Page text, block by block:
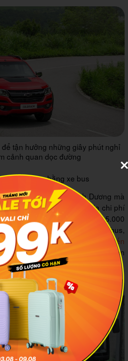
tận hưởng những giây phút nghỉ
cảnh quan dọc đường
Bình Dương bằng xe bus
từ HCM đến Bình Dương mà
nếu muốn tiết kiệm tối đa chi phí
đi xe bus chỉ dao động từ 5.000
lượt. Nếu di chuyển bằng xe bus,
những tuyếnxe bus HCM đến
để không bị nhầm lẫn về thời gian